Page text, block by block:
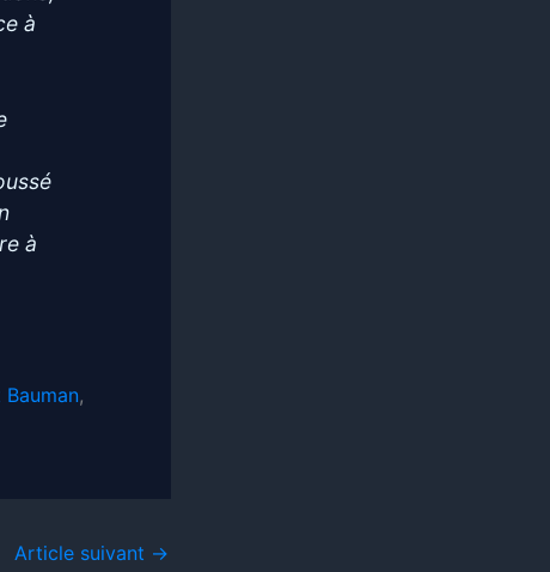
à
à
,
Article suivant →